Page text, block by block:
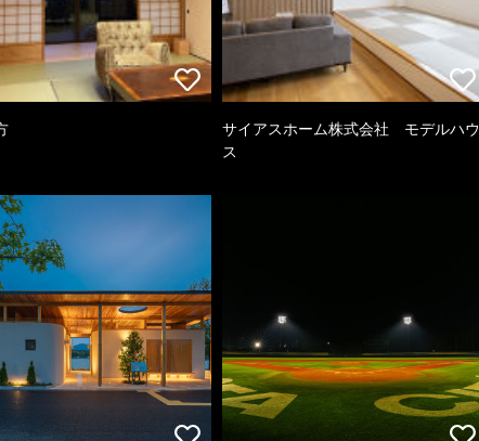
サイアスホーム株式会社 モデルハウ
ス